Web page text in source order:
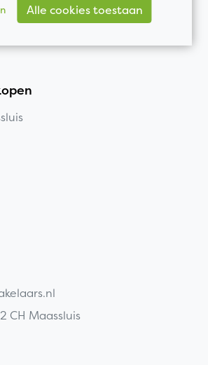
CH Maassluis
Alle cookies toestaan